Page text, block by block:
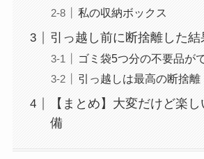
私の収納ボックス
引っ越し前に断捨離した結
ゴミ袋5つ分の不要品が
引っ越しは最高の断捨離
【まとめ】大変だけど楽
備